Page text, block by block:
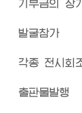
기부금의 장
발굴참가
각종 전시회
출판물발행